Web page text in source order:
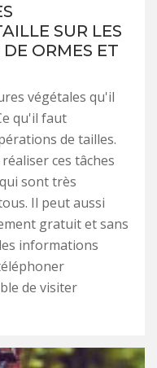
SUR LES
ORMES ET
végétales qu'il
qu'il faut
de tailles.
ces tâches
sont très
Il peut aussi
gratuit et sans
informations
de visiter